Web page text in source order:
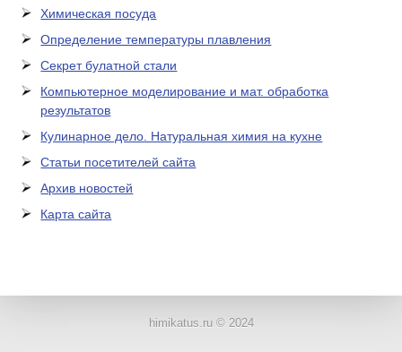
Химическая посуда
Определение температуры плавления
Секрет булатной стали
Компьютерное моделирование и мат. обработка
результатов
Кулинарное дело. Натуральная химия на кухне
Статьи посетителей сайта
Архив новостей
Карта сайта
himikatus.ru © 2024